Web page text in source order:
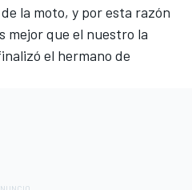
la moto, y por esta razón
mejor que el nuestro la
el hermano de